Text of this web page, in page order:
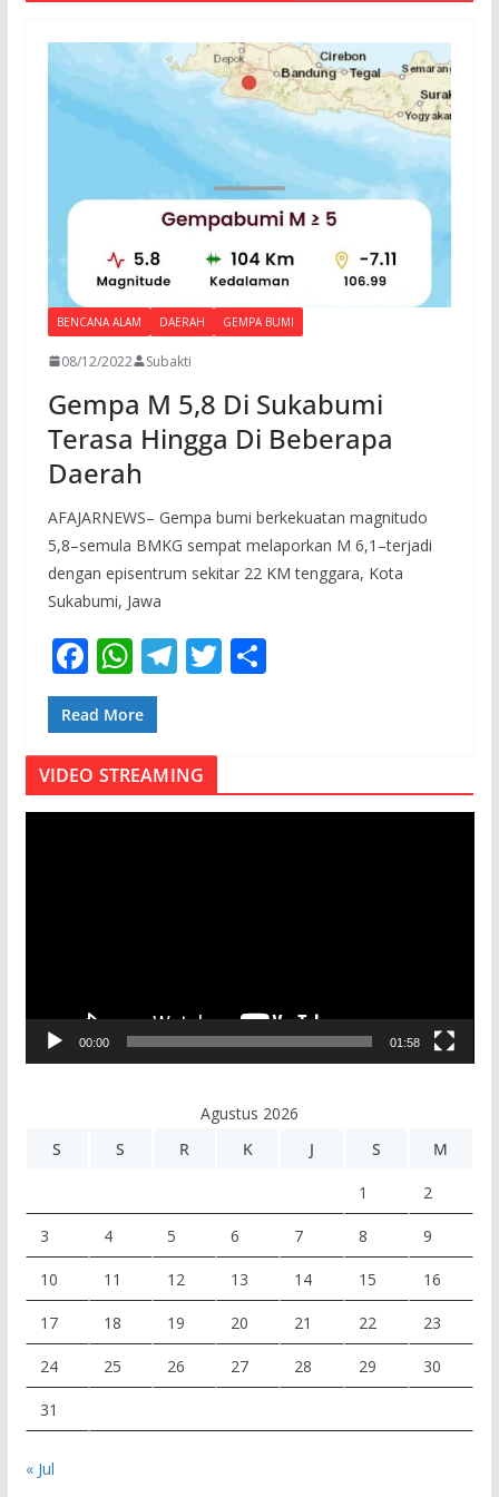
BENCANA ALAM DAERAH GEMPA BUMI
08/12/2022 Subakti
Gempa M 5,8 Di Sukabumi
Terasa Hingga Di Beberapa
Daerah
AFAJARNEWS– Gempa bumi berkekuatan magnitudo
5,8–semula BMKG sempat melaporkan M 6,1–terjadi
dengan episentrum sekitar 22 KM tenggara, Kota
Sukabumi, Jawa
F
ac
e
b
o
W
h
at
s
A
T
gr
a
T S
Read More
VIDEO STREAMING
V
00:00 01:58
Agustus 2026
S
S R K J S M
1 2
3 4 5 6 7 8 9
10 11 12 13 14 15 16
17 18 19 20 21 22 23
24 25 26 27 28 29 30
31
« Jul